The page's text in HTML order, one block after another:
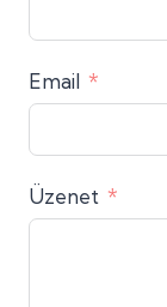
Email
Üzenet